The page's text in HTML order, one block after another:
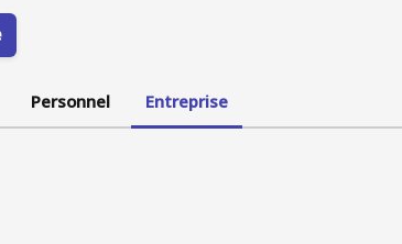
Personnel Entreprise